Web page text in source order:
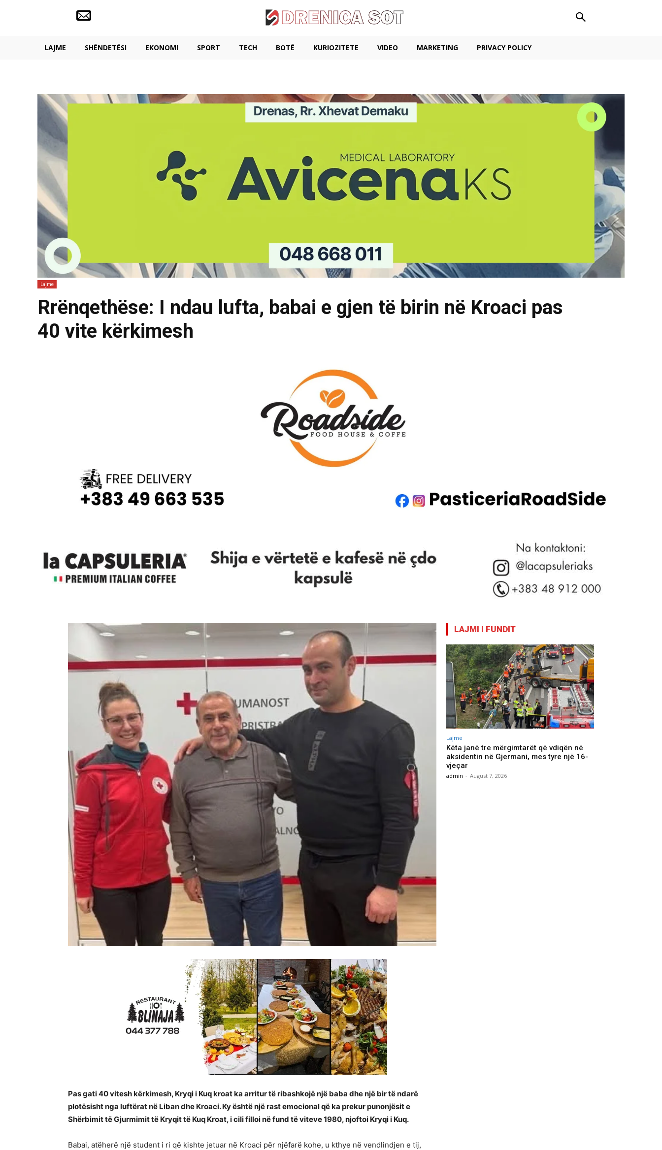
LAJME SHËNDETËSI EKONOMI SPORT TECH BOTË KURIOZITETE VIDEO MARKETING PRIVACY POLICY
Lajme
Rrënqethëse: I ndau lufta, babai e gjen të birin në Kroaci pas
40 vite kërkimesh
Pas gati 40 vitesh kërkimesh, Kryqi i Kuq kroat ka arritur të ribashkojë një baba dhe një bir të ndarë
plotësisht nga luftërat në Liban dhe Kroaci. Ky është një rast emocional që ka prekur punonjësit e
Shërbimit të Gjurmimit të Kryqit të Kuq Kroat, i cili filloi në fund të viteve 1980, njoftoi Kryqi i Kuq.
Babai, atëherë një student i ri që kishte jetuar në Kroaci për njëfarë kohe, u kthye në vendlindjen e tij,
LAJMI I FUNDIT
Lajme
Këta janë tre mërgimtarët që vdiqën në
aksidentin në Gjermani, mes tyre një 16-
vjeçar
admin - August 7, 2026